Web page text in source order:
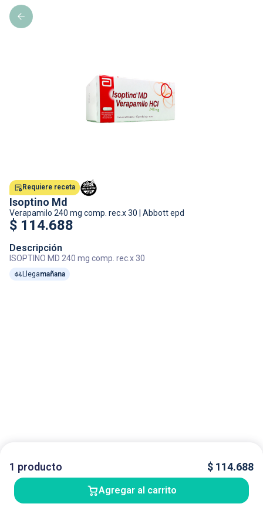
Requiere receta
Isoptino Md
Verapamilo 240 mg comp. rec.x 30 Abbott epd
$ 114.688
Descripción
ISOPTINO MD 240 mg comp. rec.x 30
Llegamañana
1 producto $ 114.688
Agregar al carrito